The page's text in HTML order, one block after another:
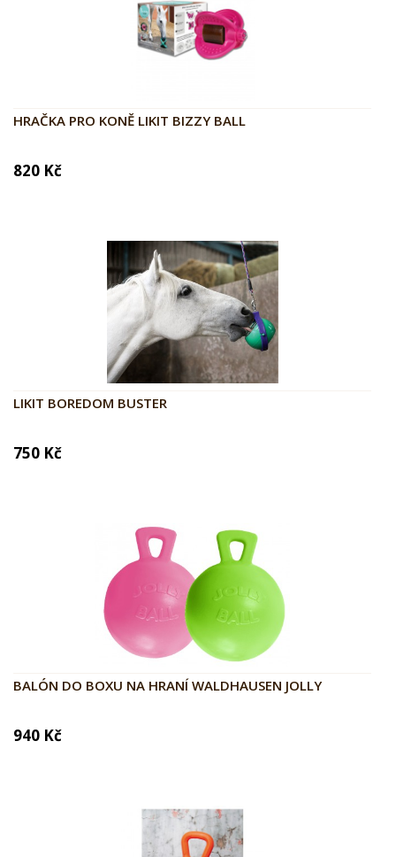
HRAČKA PRO KONĚ LIKIT BIZZY BALL
820 Kč
LIKIT BOREDOM BUSTER
750 Kč
BALÓN DO BOXU NA HRANÍ WALDHAUSEN JOLLY
940 Kč